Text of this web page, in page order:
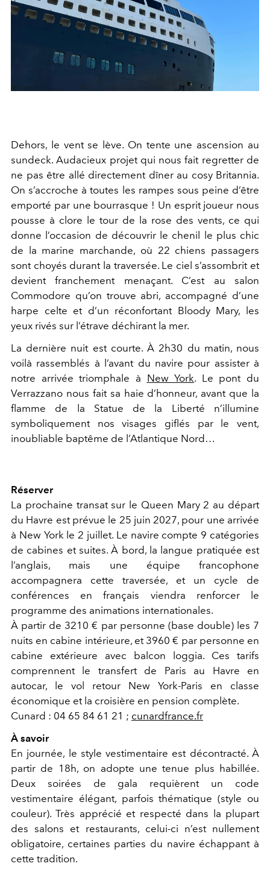
Dehors, le vent se lève. On tente une ascension au
sundeck. Audacieux projet qui nous fait regretter de
ne pas être allé directement dîner au cosy Britannia.
On s’accroche à toutes les rampes sous peine d’être
emporté par une bourrasque ! Un esprit joueur nous
pousse à clore le tour de la rose des vents, ce qui
donne l’occasion de découvrir le chenil le plus chic
de la marine marchande, où 22 chiens passagers
sont choyés durant la traversée. Le ciel s’assombrit et
devient franchement menaçant. C’est au salon
Commodore qu’on trouve abri, accompagné d’une
harpe celte et d’un réconfortant Bloody Mary, les
yeux rivés sur l’étrave déchirant la mer.
La dernière nuit est courte. À 2h30 du matin, nous
voilà rassemblés à l’avant du navire pour assister à
notre arrivée triomphale à New York. Le pont du
Verrazzano nous fait sa haie d’honneur, avant que la
flamme de la Statue de la Liberté n’illumine
symboliquement nos visages giflés par le vent,
inoubliable baptême de l’Atlantique Nord…
Réserver
La prochaine transat sur le Queen Mary 2 au départ
du Havre est prévue le 25 juin 2027, pour une arrivée
à New York le 2 juillet. Le navire compte 9 catégories
de cabines et suites. À bord, la langue pratiquée est
l’anglais, mais une équipe francophone
accompagnera cette traversée, et un cycle de
conférences en français viendra renforcer le
programme des animations internationales.
À partir de 3210 € par personne (base double) les 7
nuits en cabine intérieure, et 3960 € par personne en
cabine extérieure avec balcon loggia. Ces tarifs
comprennent le transfert de Paris au Havre en
autocar, le vol retour New York-Paris en classe
économique et la croisière en pension complète.
Cunard : 04 65 84 61 21 ; cunardfrance.fr
À savoir
En journée, le style vestimentaire est décontracté. À
partir de 18h, on adopte une tenue plus habillée.
Deux soirées de gala requièrent un code
vestimentaire élégant, parfois thématique (style ou
couleur). Très apprécié et respecté dans la plupart
des salons et restaurants, celui-ci n’est nullement
obligatoire, certaines parties du navire échappant à
cette tradition.